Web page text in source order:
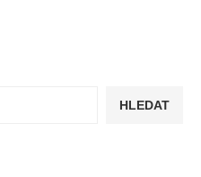
HLEDAT